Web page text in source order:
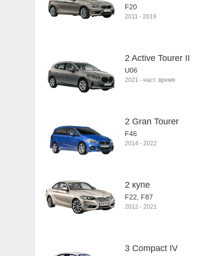
F20
2011 - 2019
2 Active Tourer II
U06
2021 - наст. время
2 Gran Tourer
F46
2014 - 2022
2 купе
F22, F87
2012 - 2021
3 Compact IV